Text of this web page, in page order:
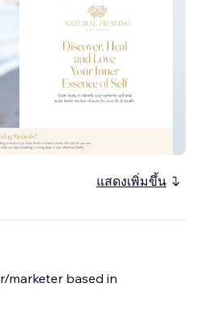
แสดงเพิ่มขึ้น
marketer based in